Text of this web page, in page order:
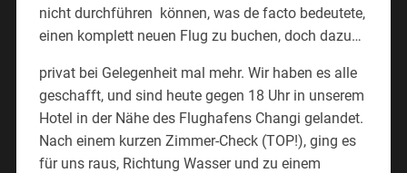
nicht durchführen können, was de facto bedeutete,
einen komplett neuen Flug zu buchen, doch dazu…
privat bei Gelegenheit mal mehr. Wir haben es alle
geschafft, und sind heute gegen 18 Uhr in unserem
Hotel in der Nähe des Flughafens Changi gelandet.
Nach einem kurzen Zimmer-Check (TOP!), ging es
für uns raus, Richtung Wasser und zu einem